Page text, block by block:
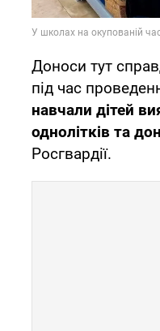
Доноси тут
під час
навчали дітей
однолітків та
Росгвардії.